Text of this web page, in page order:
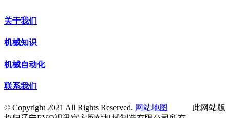
关于我们
机械知识
机械自动化
联系我们
© Copyright 2021 All Rights Reserved. 网站地图
此网站版